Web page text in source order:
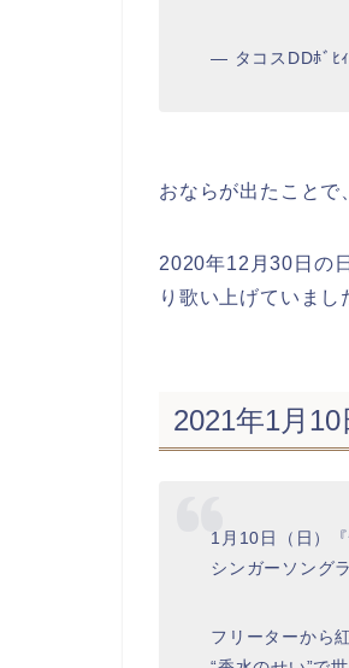
— タコスDDﾎﾞﾋ
おならが出たことで
2020年12月30日の
り歌い上げていまし
2021年1月
1月10日（日）『
シンガーソング
フリーターから